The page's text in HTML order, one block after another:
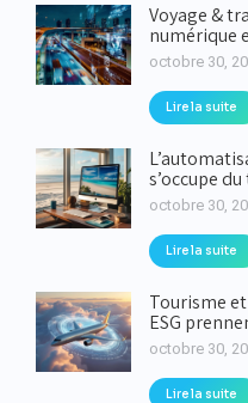
Voyage &
numérique
octobre 30,
Lire la suite
s’occupe
octobre 30,
Lire la suite
Tourisme
ESG
octobre 30,
Lire la suite